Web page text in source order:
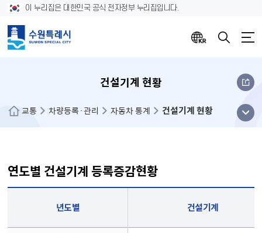
이 누리집은 대한민국 공식 전자정부 누리집입니다.
건설기계 현황
교통 차량등록·관리 자동차 통계 건설기계 현황
메뉴
열기
연도별 건설기계 등록증감현황
년도별 건설기계